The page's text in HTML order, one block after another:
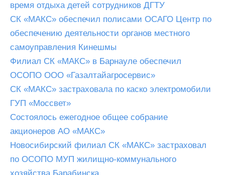
время отдыха детей сотрудников ДГТУ
СК «МАКС» обеспечил полисами ОСАГО Центр по
обеспечению деятельности органов местного
самоуправления Кинешмы
Филиал СК «МАКС» в Барнауле обеспечил
ОСОПО ООО «Газалтайагросервис»
СК «МАКС» застраховала по каско электромобили
ГУП «Моссвет»
Состоялось ежегодное общее собрание
акционеров АО «МАКС»
Новосибирский филиал СК «МАКС» застраховал
по ОСОПО МУП жилищно-коммунального